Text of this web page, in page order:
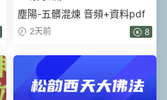
塵陽-五髒混煉 音頻+資料pdf
2天前 8